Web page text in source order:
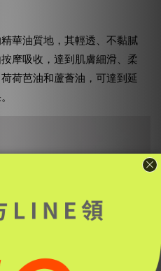
華油質地，其輕透、不黏膩
摩吸收，達到肌膚細滑、柔
荷芭油和蘆薈油，可達到延